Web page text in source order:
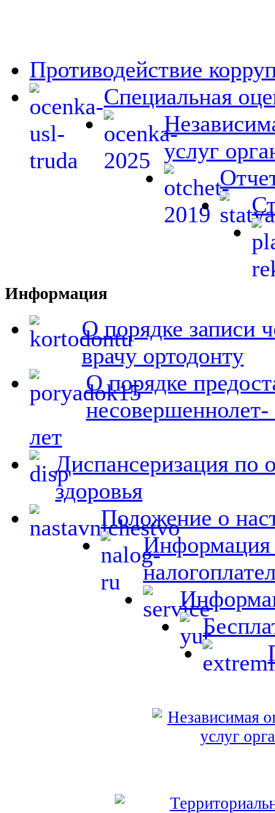
Противодействие
Специальная
услуг
Информация
О порядке записи
врачу ортодонту
О порядке
лет
Диспансеризация по
здоровья
Положение о
Информация